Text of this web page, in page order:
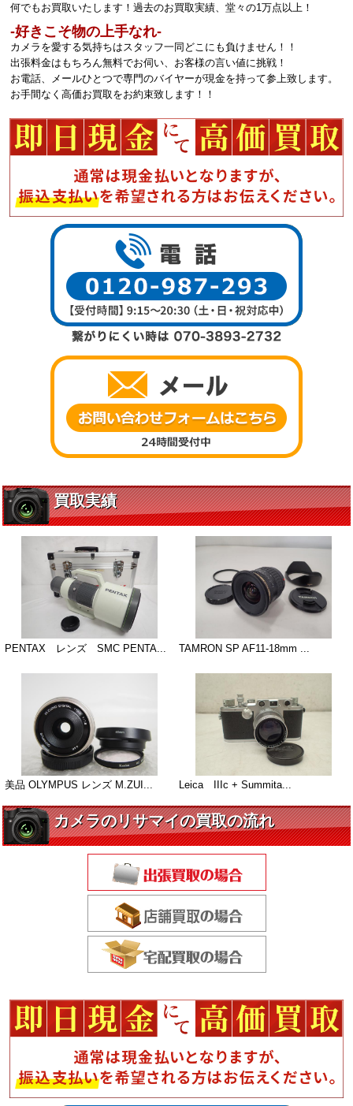
何でもお買取いたします！過去のお買取実績、堂々の1万点以上！
‐好きこそ物の上手なれ‐
カメラを愛する気持ちはスタッフ一同どこにも負けません！！
出張料金はもちろん無料でお伺い、お客様の言い値に挑戦！
お電話、メールひとつで専門のバイヤーが現金を持って参上致します。
お手間なく高価お買取をお約束致します！！
買取実績
PENTAX レンズ SMC PENTA... TAMRON SP AF11-18mm ...
美品 OLYMPUS レンズ M.ZUI... Leica IIIc + Summita...